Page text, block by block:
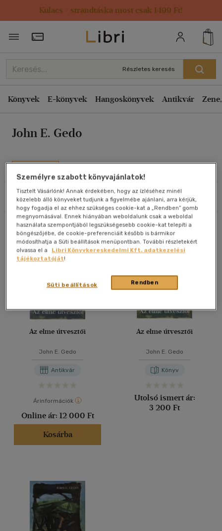
Kulacs / strandtáska most csak 1499 Ft!
Törzsvásárlói Kártya adatai
Részletes keresés
Könyvek E-könyvek Hangoskönyvek Antikvár
John E. Gedo
Művei
Szűrés Rendezés
Rendezés
Kiadás éve szerint csökkenő
Ár szerint csökkenő
Eladott darabszám szerint csökkenő
Cím szerint A-Z
Szerző szerint A-Z
Megjelenítés
20 db / oldal
40 db / oldal
Alkalmaz
Összesen3db
Az elme útvesztői
John E. Gedo
Antikvár
Árinformációk
Online ár: 12 000 Ft
Kosárba
Az elme útvesztői
John E. Gedo
Könyv
Utolsó ismert ár:
3 200 Ft
Személyre szabott könyvajánlatok!
Tisztelt Vásárlónk! Annak érdekében, hogy az ízléséhez minél
közelebb álló könyveket tudjunk a figyelmébe ajánlani, arra kérjük,
hogy fogadja el az ehhez szükséges cookie-kat a „Rendben” gomb
megnyomásával. Ennek hiányában weboldalunk csak a weboldal
használata szempontjából legszükségesebb cookie-kat telepíti a
böngészőjébe, de cookie-preferenciáit később is bármikor
módosíthatja a Süti beállítások menüpontban. További részletekért
olvassa el a
Libri Könyvkereskedelmi Kft. adatkezelési
tájékoztatóját!
Rendben
Süti beállítások